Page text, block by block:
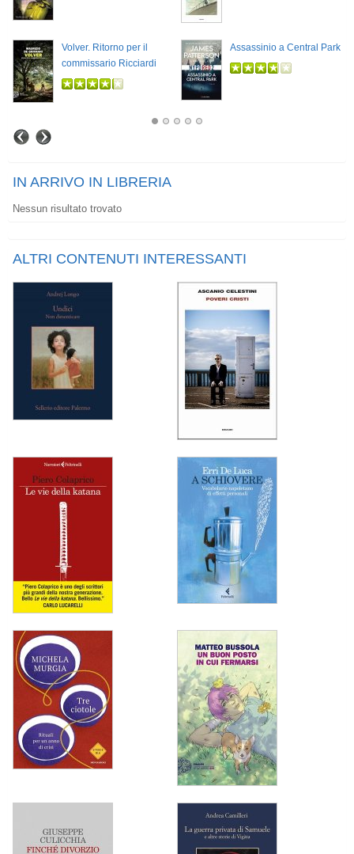
Volver. Ritorno per il
commissario Ricciardi
Assassinio a Central Park
IN ARRIVO IN LIBRERIA
Nessun risultato trovato
ALTRI CONTENUTI INTERESSANTI